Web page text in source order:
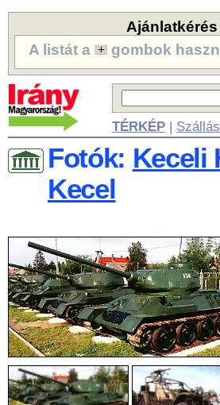
A listát a
gombok
TÉRKÉP| Szállás
Fotók: Keceli
Kecel